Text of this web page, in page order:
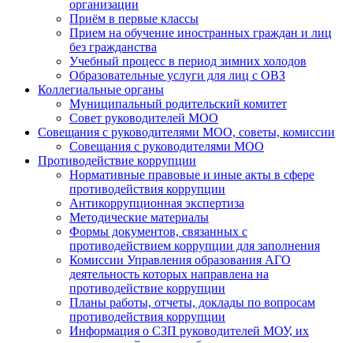
организации
Приём в первые классы
Прием на обучение иностранных граждан и лиц
без гражданства
Учебный процесс в период зимних холодов
Образовательные услуги для лиц с ОВЗ
Коллегиальные органы
Муниципальный родительский комитет
Совет руководителей МОО
Совещания с руководителями МОО, советы, комиссии
Совещания с руководителями МОО
Противодействие коррупции
Нормативные правовые и иные акты в сфере
противодействия коррупции
Антикоррупционная экспертиза
Методические материалы
Формы документов, связанных с
противодействием коррупции для заполнения
Комиссии Управления образования АГО
деятельность которых направлена на
противодействие коррупции
Планы работы, отчеты, доклады по вопросам
противодействия коррупции
Информация о СЗП руководителей МОУ, их